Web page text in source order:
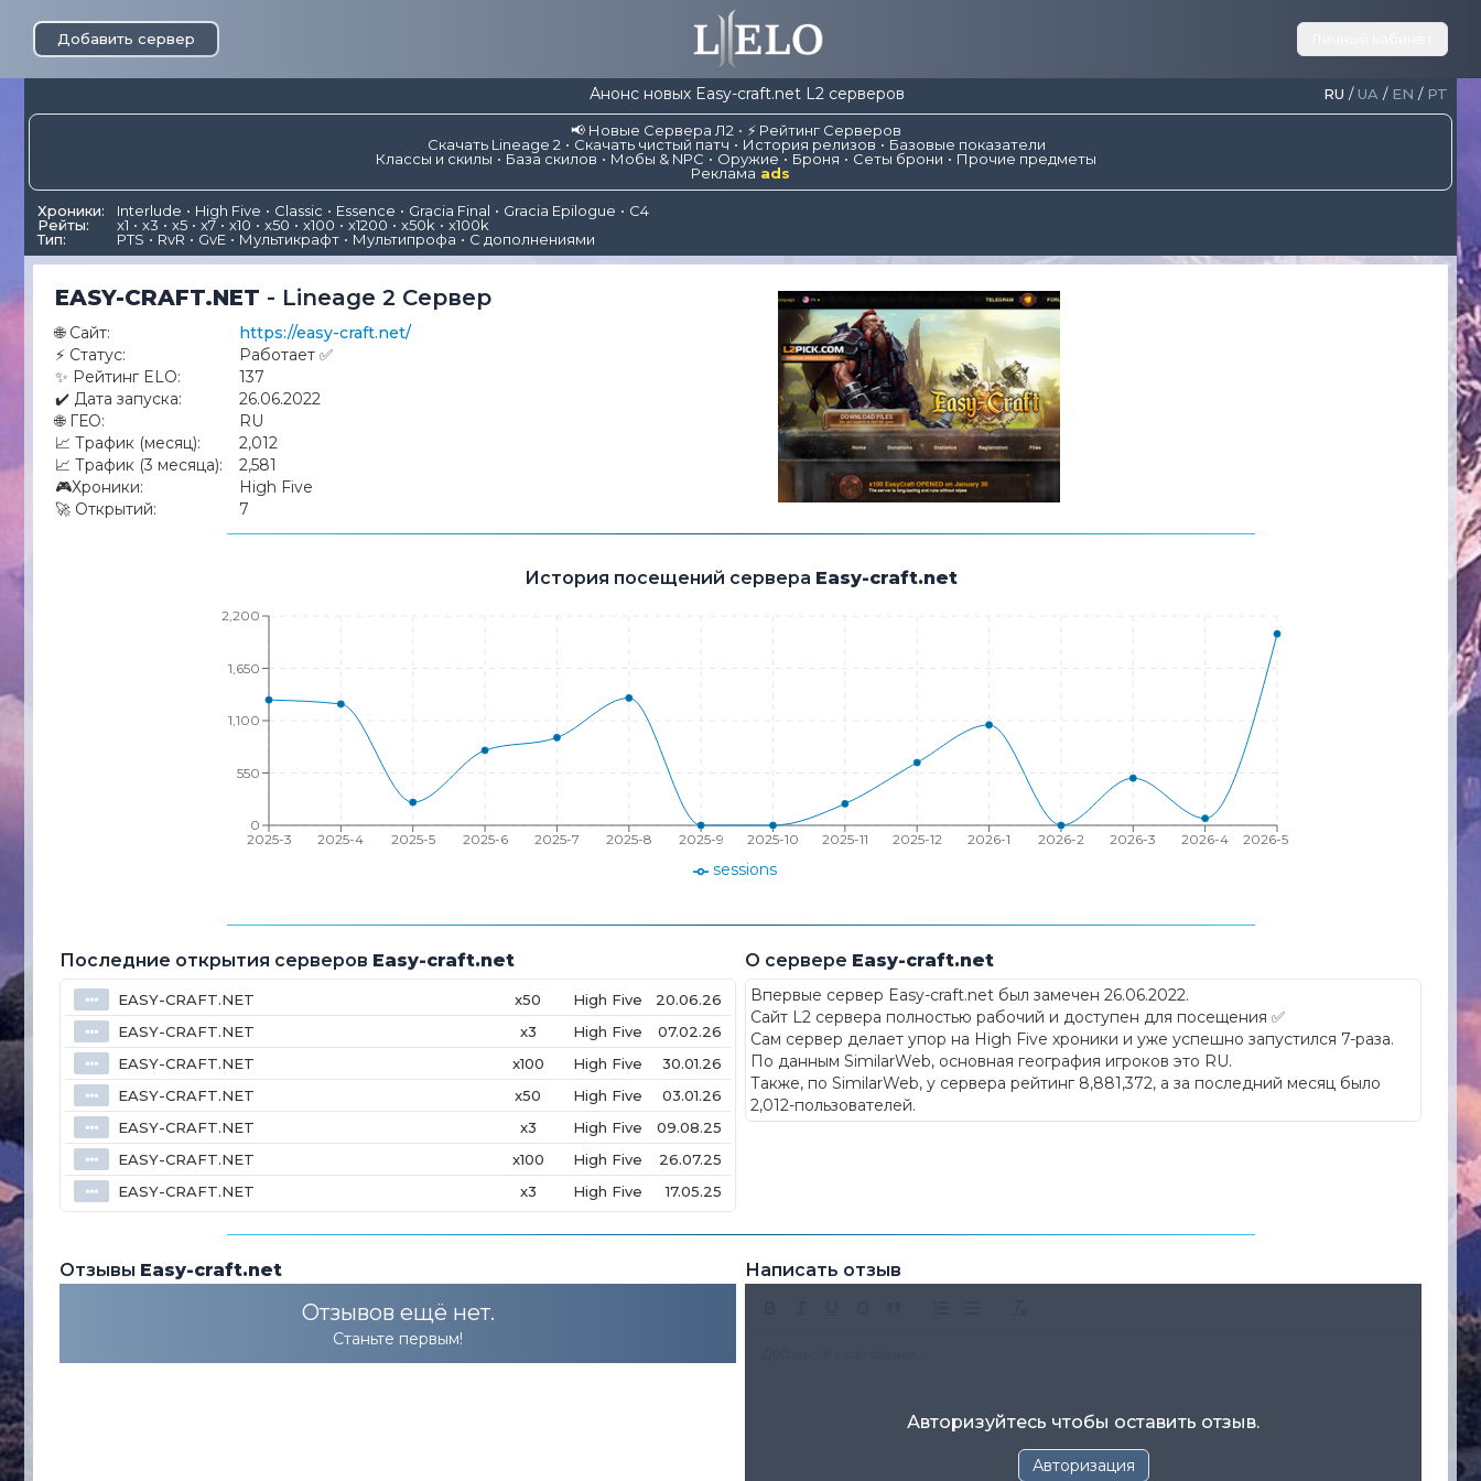
Добавить сервер
Анонс новых Easy-craft.net L2 серверов RU / UA / EN / PT
📢 Новые Сервера Л2
⚡ Рейтинг Серверов
Скачать Lineage 2
Скачать чистый патч История релизов
Базовые показатели
Классы и скилы
База скилов Мобы & NPC Оружие Броня Сеты брони
Прочие предметы
Реклама ads
Хроники: Interlude High Five Classic Essence Gracia Final Gracia Epilogue
C4
Рейты:
x1 x3 x5 x7 x10 x50 x100 x1200 x50k
x100k
Тип:
PTS RvR GvE Мультикрафт Мультипрофа С дополнениями
EASY-CRAFT.NET - Lineage 2 Сервер
🌐 Сайт:
https://easy-craft.net/
⚡ Статус:
Работает ✅
✨ Рейтинг ELO:
137
✔️ Дата запуска:
26.06.2022
🌐 ГЕО:
RU
📈 Трафик (месяц):
2,012
📈 Трафик (3 месяца):
2,581
🎮Хроники:
High Five
🚀 Открытий: 7
История посещений сервера Easy-craft.net
2025-3 2025-4 2025-5 2025-6 2025-7 2025-8 2025-9 2025-10 2025-11 2025-12 2026-1 2026-2 2026-3 2026-4 2026-5
0
550
1,100
1,650
2,200
sessions
Последние открытия серверов Easy-craft.net
⦁⦁⦁ EASY-CRAFT.NET x50 High Five 20.06.26
⦁⦁⦁ EASY-CRAFT.NET x3 High Five 07.02.26
⦁⦁⦁ EASY-CRAFT.NET x100 High Five 30.01.26
⦁⦁⦁ EASY-CRAFT.NET x50 High Five 03.01.26
⦁⦁⦁ EASY-CRAFT.NET x3 High Five 09.08.25
⦁⦁⦁ EASY-CRAFT.NET x100 High Five 26.07.25
⦁⦁⦁ EASY-CRAFT.NET x3 High Five 17.05.25
О сервере Easy-craft.net
Впервые сервер Easy-craft.net был замечен 26.06.2022.
Сайт L2 сервера полностью рабочий и доступен для посещения ✅
Сам сервер делает упор на High Five хроники и уже успешно запустился 7-раза.
По данным SimilarWeb, основная география игроков это RU.
Также, по SimilarWeb, у сервера рейтинг 8,881,372, а за последний месяц было
2,012-пользователей.
Отзывы Easy-craft.net
Отзывов ещё нет.
Станьте первым!
Написать отзыв
Авторизуйтесь чтобы оставить отзыв.
Авторизация